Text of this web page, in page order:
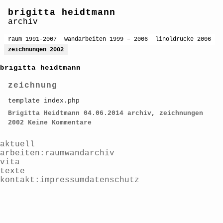
brigitta heidtmann
archiv
raum 1991-2007 wandarbeiten 1999 – 2006
linoldrucke 2006
zeichnungen 2002
brigitta heidtmann
zeichnung
template index.php
Brigitta Heidtmann 04.06.2014 archiv, zeichnungen
2002
Keine Kommentare
aktuell
arbeiten
raumwandarchiv
vita
texte
kontakt
impressumdatenschutz